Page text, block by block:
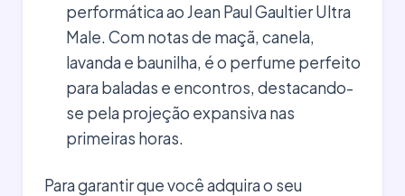
performática ao Jean Paul Gaultier Ultra
Male. Com notas de maçã, canela,
lavanda e baunilha, é o perfume perfeito
para baladas e encontros, destacando-
se pela projeção expansiva nas
primeiras horas.
Para garantir que você adquira o seu